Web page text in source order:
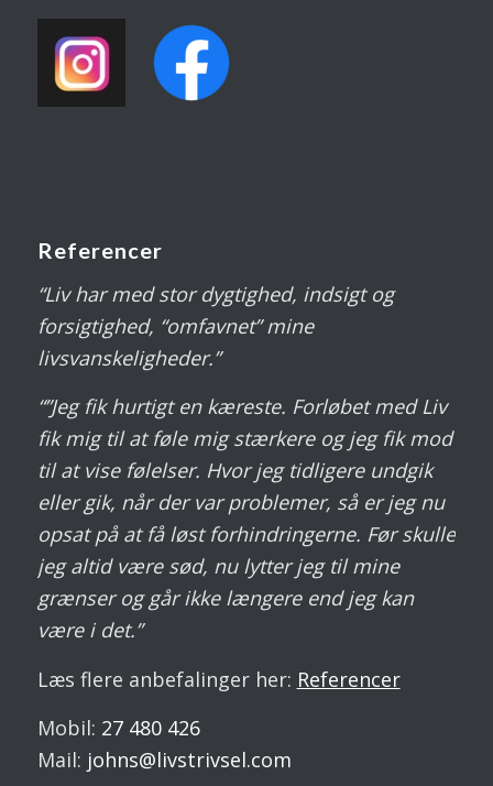
Referencer
“Liv har med stor dygtighed, indsigt og
forsigtighed, “omfavnet” mine
livsvanskeligheder.”
“”Jeg fik hurtigt en kæreste. Forløbet med Liv
fik mig til at føle mig stærkere og jeg fik mod
til at vise følelser. Hvor jeg tidligere undgik
eller gik, når der var problemer, så er jeg nu
opsat på at få løst forhindringerne. Før skulle
jeg altid være sød, nu lytter jeg til mine
grænser og går ikke længere end jeg kan
være i det.”
Læs flere anbefalinger her: Referencer
Mobil: 27 480 426
Mail: johns@livstrivsel.com